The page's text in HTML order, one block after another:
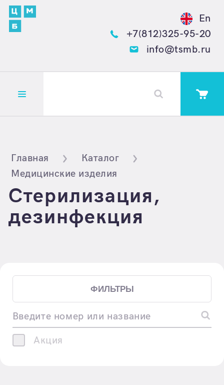
En
+7(812)325-95-20
info@tsmb.ru
Открыть меню
Главная
Каталог
Медицинские изделия
Стерилизация,
дезинфекция
Введите номер или название
Акция
ФИЛЬТРЫ